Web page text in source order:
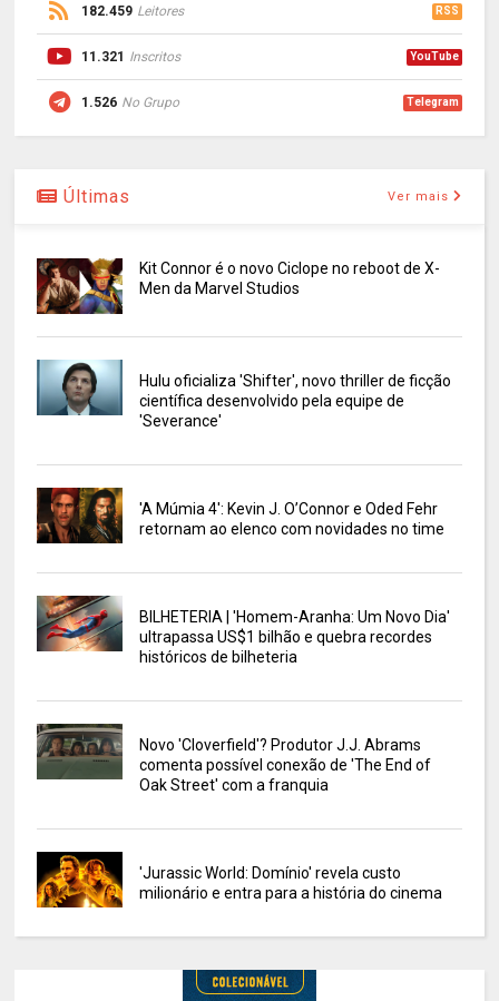
182.459 Leitores RSS
11.321 Inscritos YouTube
1.526 No Grupo Telegram
Últimas Ver mais
Kit Connor é o novo Ciclope no reboot de X-
Men da Marvel Studios
Hulu oficializa 'Shifter', novo thriller de ficção
científica desenvolvido pela equipe de
'Severance'
'A Múmia 4': Kevin J. O’Connor e Oded Fehr
retornam ao elenco com novidades no time
BILHETERIA | 'Homem-Aranha: Um Novo Dia'
ultrapassa US$1 bilhão e quebra recordes
históricos de bilheteria
Novo 'Cloverfield'? Produtor J.J. Abrams
comenta possível conexão de 'The End of
Oak Street' com a franquia
'Jurassic World: Domínio' revela custo
milionário e entra para a história do cinema